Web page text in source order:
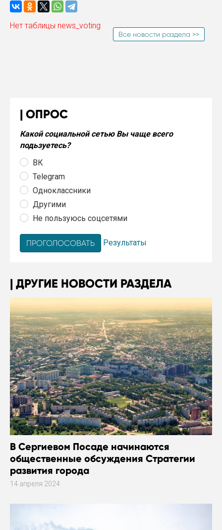
Нет таблицы news_voting
Все новости раздела >>
ОПРОС
Какой социальной сетью Вы чаще всего
подьзуетесь?
ВК
Telegram
Одноклассники
Другими
Не пользуюсь соцсетями
Результаты
ДРУГИЕ НОВОСТИ РАЗДЕЛА
В Сергиевом Посаде начинаются
общественные обсуждения Стратегии
развития города
14 апреля 2024